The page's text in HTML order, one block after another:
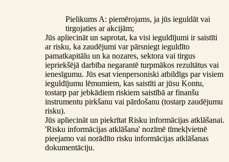
Pielikums A: piemērojams, ja jūs ieguldāt vai
tirgojaties ar akcijām;
Jūs apliecināt un saprotat, ka visi ieguldījumi ir saistīti
ar risku, ka zaudējumi var pārsniegt ieguldīto
pamatkapitālu un ka nozares, sektora vai tirgus
iepriekšējā darbība negarantē turpmākos rezultātus vai
ienesīgumu. Jūs esat vienpersoniski atbildīgs par visiem
ieguldījumu lēmumiem, kas saistīti ar jūsu Kontu,
tostarp par jebkādiem riskiem saistībā ar finanšu
instrumentu pirkšanu vai pārdošanu (tostarp zaudējumu
risku).
Jūs apliecināt un piekrītat Risku informācijas atklāšanai.
'Risku informācijas atklāšana' nozīmē tīmekļvietnē
pieejamo vai norādīto risku informācijas atklāšanas
dokumentāciju.